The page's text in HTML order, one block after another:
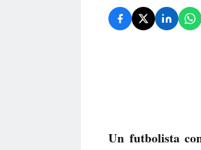
Un futbolista